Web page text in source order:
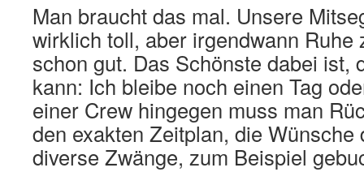
Man braucht das mal. Unsere
wirklich toll, aber irgendwann Ruhe
schon gut. Das Schönste dabei ist,
kann: Ich bleibe noch einen Tag
einer Crew hingegen muss man
den exakten Zeitplan, die Wünsche
diverse Zwänge, zum Beispiel